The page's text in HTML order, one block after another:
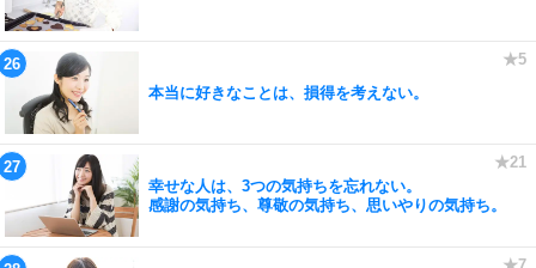
本当に好きなことは、損得を考えない。
幸せな人は、3つの気持ちを忘れない。
感謝の気持ち、尊敬の気持ち、思いやりの気持ち。